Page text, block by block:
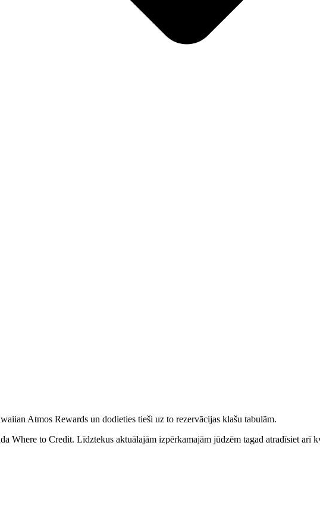
Atmos Rewards un dodieties tieši uz to rezervācijas klašu tabulām.
Where to Credit. Līdztekus aktuālajām izpērkamajām jūdzēm tagad atradīsiet arī